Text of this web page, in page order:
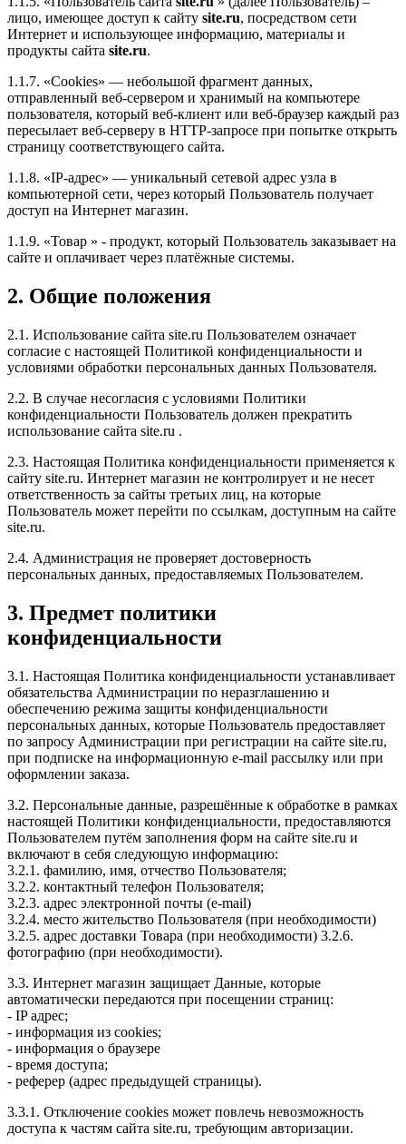
лицо, имеющее доступ к сайту site.ru, посредством сети
Интернет и использующее информацию, материалы и
продукты сайта site.ru.
1.1.7. «Cookies» — небольшой фрагмент данных,
отправленный веб-сервером и хранимый на компьютере
пользователя, который веб-клиент или веб-браузер каждый раз
пересылает веб-серверу в HTTP-запросе при попытке открыть
страницу соответствующего сайта.
1.1.8. «IP-адрес» — уникальный сетевой адрес узла в
компьютерной сети, через который Пользователь получает
доступ на Интернет магазин.
1.1.9. «Товар » - продукт, который Пользователь заказывает на
сайте и оплачивает через платёжные системы.
2. Общие положения
2.1. Использование сайта site.ru Пользователем означает
согласие с настоящей Политикой конфиденциальности и
условиями обработки персональных данных Пользователя.
2.2. В случае несогласия с условиями Политики
конфиденциальности Пользователь должен прекратить
использование сайта site.ru .
2.3. Настоящая Политика конфиденциальности применяется к
сайту site.ru. Интернет магазин не контролирует и не несет
ответственность за сайты третьих лиц, на которые
Пользователь может перейти по ссылкам, доступным на сайте
site.ru.
2.4. Администрация не проверяет достоверность
персональных данных, предоставляемых Пользователем.
3. Предмет политики
конфиденциальности
3.1. Настоящая Политика конфиденциальности устанавливает
обязательства Администрации по неразглашению и
обеспечению режима защиты конфиденциальности
персональных данных, которые Пользователь предоставляет
по запросу Администрации при регистрации на сайте site.ru,
при подписке на информационную e-mail рассылку или при
оформлении заказа.
3.2. Персональные данные, разрешённые к обработке в рамках
настоящей Политики конфиденциальности, предоставляются
Пользователем путём заполнения форм на сайте site.ru и
включают в себя следующую информацию:
3.2.1. фамилию, имя, отчество Пользователя;
3.2.2. контактный телефон Пользователя;
3.2.3. адрес электронной почты (e-mail)
3.2.4. место жительство Пользователя (при необходимости)
3.2.5. адрес доставки Товара (при необходимости) 3.2.6.
фотографию (при необходимости).
3.3. Интернет магазин защищает Данные, которые
автоматически передаются при посещении страниц:
- IP адрес;
- информация из cookies;
- информация о браузере
- время доступа;
- реферер (адрес предыдущей страницы).
3.3.1. Отключение cookies может повлечь невозможность
доступа к частям сайта site.ru, требующим авторизации.